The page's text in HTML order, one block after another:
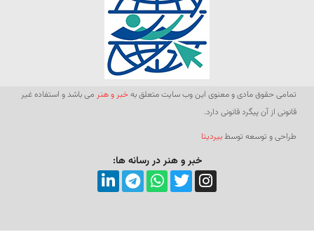
تمامی حقوق مادی و معنوی این وب سایت متعلق بهخبر و هنر می باشد و استفاده غیر
قانونی از آن پیگرد قانونی دارد.
طراحی و توسعه توسطبیردیتا
خبر و هنر در رسانه ها: